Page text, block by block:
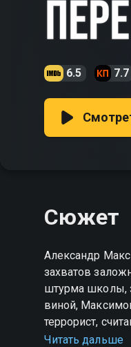
6.5 7.7
Сюжет
Александр
захватов
штурма школы,
виной,
террорист,
Это шанс на
Читать дальше